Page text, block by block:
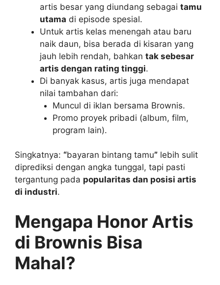
artis besar yang diundang sebagai tamu
utama di episode spesial.
Untuk artis kelas menengah atau baru
naik daun, bisa berada di kisaran yang
jauh lebih rendah, bahkan tak sebesar
artis dengan rating tinggi.
Di banyak kasus, artis juga mendapat
nilai tambahan dari:
Muncul di iklan bersama Brownis.
Promo proyek pribadi (album, film,
program lain).
Singkatnya: “bayaran bintang tamu” lebih sulit
diprediksi dengan angka tunggal, tapi pasti
tergantung pada popularitas dan posisi artis
di industri.
Mengapa Honor Artis
di Brownis Bisa
Mahal?